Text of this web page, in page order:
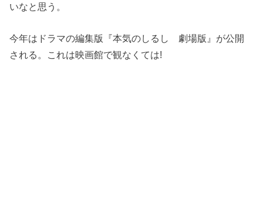
いなと思う。
今年はドラマの編集版『本気のしるし 劇場版』が公開
される。これは映画館で観なくては!